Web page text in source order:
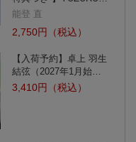
能登 直
2,750円（税込）
【入荷予約】卓上 羽生
結弦（2027年1月始…
3,410円（税込）